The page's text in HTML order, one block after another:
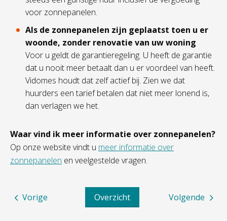
voor zonnepanelen.
Als de zonnepanelen zijn geplaatst toen u er
woonde, zonder renovatie van uw woning
Voor u geldt de garantieregeling. U heeft de garantie
dat u nooit meer betaalt dan u er voordeel van heeft.
Vidomes houdt dat zelf actief bij. Zien we dat
huurders een tarief betalen dat niet meer lonend is,
dan verlagen we het.
Waar vind ik meer informatie over zonnepanelen?
Op onze website vindt u meer informatie over
zonnepanelen en veelgestelde vragen.
Volgende
Overzicht
Vorige